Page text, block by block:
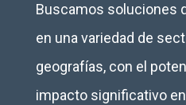
Buscamos soluciones
en una variedad de
geografías, con el
impacto significativo